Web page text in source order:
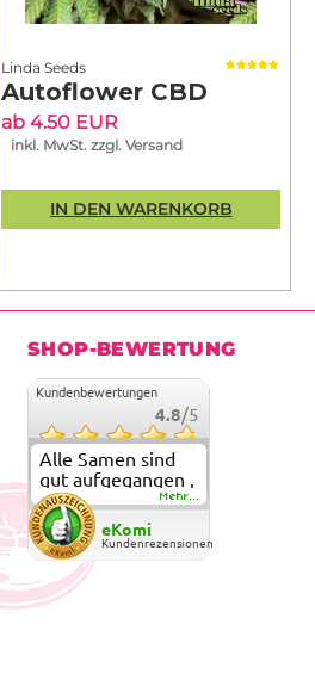
Linda Seeds
Autoflower CBD
ab 4.50 EUR
inkl. MwSt. zzgl. Versand
IN DEN WARENKORB
SHOP-BEWERTUNG
Kundenbewertungen
4.8/5
Alle Samen sind
gut aufgegangen ,
meine ersten
grow versuche
sind alle geglückt.
Die Sorten und
Anbieter Vielfalt
überzeugen sehr .
Mehr...
eKomi
Kundenrezensionen